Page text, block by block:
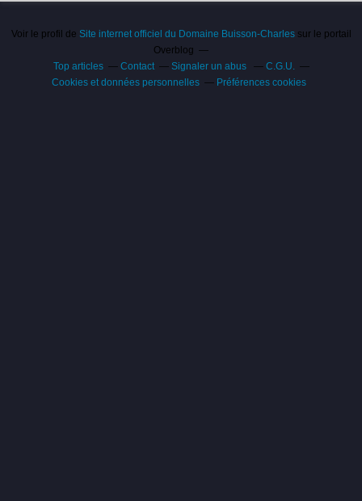
Voir le profil de Site internet officiel du Domaine Buisson-Charlessur le portail
Overblog
Top articles
Contact Signaler un abus
C.G.U.
Cookies et données personnelles
Préférences cookies